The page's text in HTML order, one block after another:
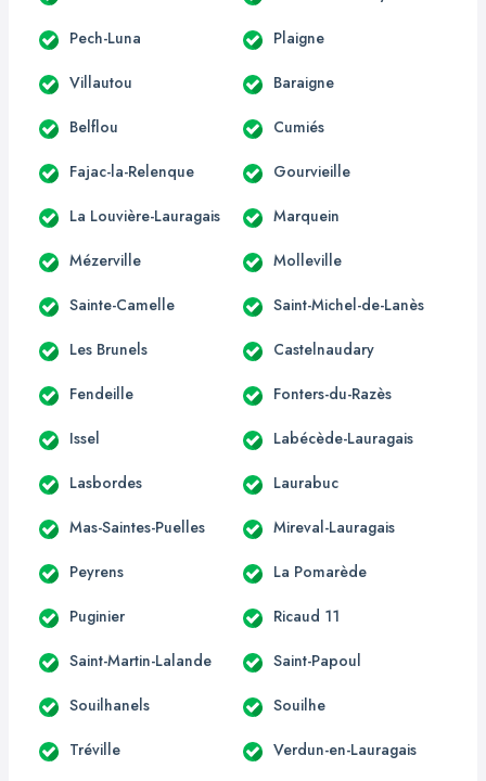
Pech-Luna Plaigne
Villautou Baraigne
Belflou Cumiés
Fajac-la-Relenque Gourvieille
La Louvière-Lauragais Marquein
Mézerville Molleville
Sainte-Camelle Saint-Michel-de-Lanès
Les Brunels Castelnaudary
Fendeille Fonters-du-Razès
Issel Labécède-Lauragais
Lasbordes Laurabuc
Mas-Saintes-Puelles Mireval-Lauragais
Peyrens La Pomarède
Puginier Ricaud 11
Saint-Martin-Lalande Saint-Papoul
Souilhanels Souilhe
Tréville Verdun-en-Lauragais